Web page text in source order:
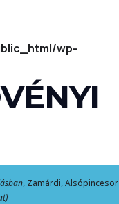
wp-
, Zamárdi, Alsópincesor